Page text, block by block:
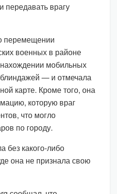
передавать врагу
перемещении
военных в районе
мобильных
блиндажей — и отмечала
карте. Кроме того, она
которую враг
что могло
по городу.
без какого-либо
она не признала свою